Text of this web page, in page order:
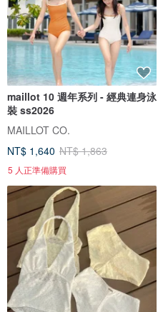
maillot 10 週年系列 - 經典連身泳
裝 ss2026
MAILLOT CO.
NT$ 1,640 NT$ 1,863
5 人正準備購買